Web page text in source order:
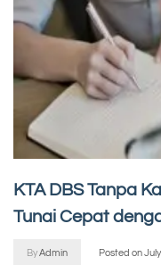
KTA DBS Tanpa
Tunai Cepat
ByAdmin Posted on